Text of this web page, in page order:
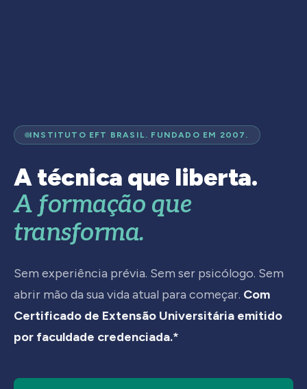
INSTITUTO EFT BRASIL. FUNDADO EM 2007.
A técnica que liberta.
A formação que
transforma.
Sem experiência prévia. Sem ser psicólogo. Sem
abrir mão da sua vida atual para começar. Com
Certificado de Extensão Universitária emitido
por faculdade credenciada.*